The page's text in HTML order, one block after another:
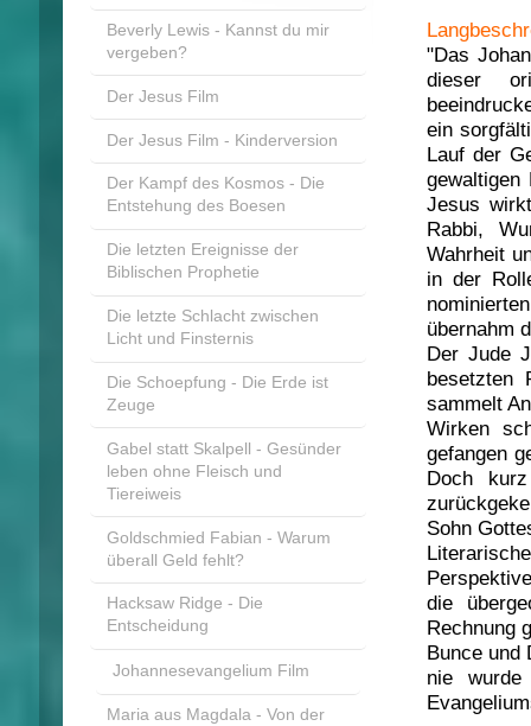
"Das
dieser
ein
Lauf der
Jesus
Rabbi,
Wahrheit
in der
übernahm
Der Jude
besetzten
sammelt
Wirken
gefangen
Doch
Sohn
die
Rechnung
Bunce und
nie wurde
Beverly Lewis - Kannst du mir
vergeben?
Der Jesus Film
Der Jesus Film - Kinderversion
Der Kampf des Kosmos - Die
Entstehung des Boesen
Die letzten Ereignisse der
Biblischen Prophetie
Die letzte Schlacht zwischen
Licht und Finsternis
Die Schoepfung - Die Erde ist
Zeuge
Gabel statt Skalpell - Gesünder
leben ohne Fleisch und
Tiereiweis
Goldschmied Fabian - Warum
überall Geld fehlt?
Hacksaw Ridge - Die
Entscheidung
Johannesevangelium Film
Maria aus Magdala - Von der